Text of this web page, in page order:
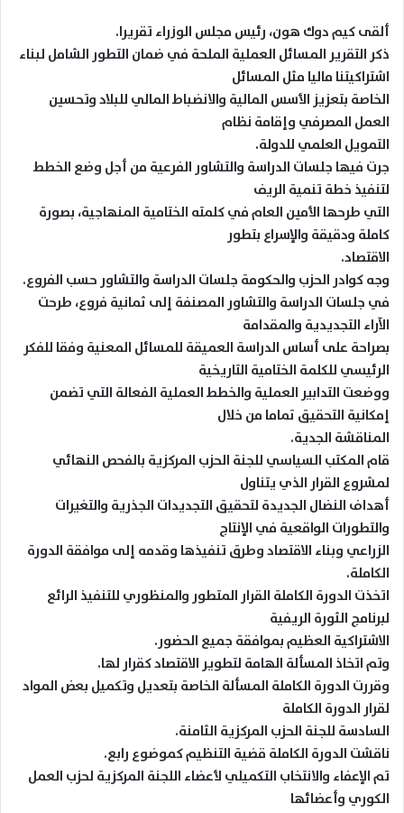
ألقى كيم دوك هون، رئيس مجلس الوزراء تقريرا.
ذكر التقرير المسائل العملية الملحة في ضمان التطور الشامل لبناء
اشتراكيتنا ماليا مثل المسائل
الخاصة بتعزيز الأسس المالية والانضباط المالي للبلاد وتحسين
العمل المصرفي وإقامة نظام
التمويل العلمي للدولة.
جرت فيها جلسات الدراسة والتشاور الفرعية من أجل وضع الخطط
لتنفيذ خطة تنمية الريف
التي طرحها الأمين العام في كلمته الختامية المنهاجية، بصورة
كاملة ودقيقة والإسراع بتطور
الاقتصاد.
وجه كوادر الحزب والحكومة جلسات الدراسة والتشاور حسب الفروع.
في جلسات الدراسة والتشاور المصنفة إلى ثمانية فروع، طرحت
الآراء التجديدية والمقدامة
بصراحة على أساس الدراسة العميقة للمسائل المعنية وفقا للفكر
الرئيسي للكلمة الختامية التاريخية
ووضعت التدابير العملية والخطط العملية الفعالة التي تضمن
إمكانية التحقيق تماما من خلال
المناقشة الجدية.
قام المكتب السياسي للجنة الحزب المركزية بالفحص النهائي
لمشروع القرار الذي يتناول
أهداف النضال الجديدة لتحقيق التجديدات الجذرية والتغيرات
والتطورات الواقعية في الإنتاج
الزراعي وبناء الاقتصاد وطرق تنفيذها وقدمه إلى موافقة الدورة
الكاملة.
اتخذت الدورة الكاملة القرار المتطور والمنظوري للتنفيذ الرائع
لبرنامج الثورة الريفية
الاشتراكية العظيم بموافقة جميع الحضور.
وتم اتخاذ المسألة الهامة لتطوير الاقتصاد كقرار لها.
وقررت الدورة الكاملة المسألة الخاصة بتعديل وتكميل بعض المواد
لقرار الدورة الكاملة
السادسة للجنة الحزب المركزية الثامنة.
ناقشت الدورة الكاملة قضية التنظيم كموضوع رابع.
تم الإعفاء والانتخاب التكميلي لأعضاء اللجنة المركزية لحزب العمل
الكوري وأعضائها